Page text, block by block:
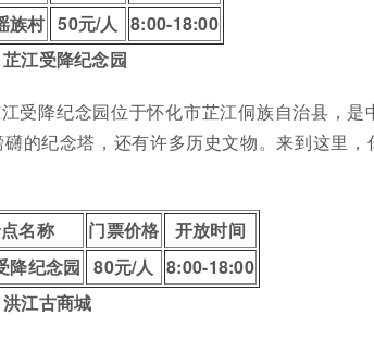
族村 50元/人 8:00-18:00
江受降纪念园
受降纪念园位于怀化市芷江侗族自治县，
礴的纪念塔，还有许多历史文物。来到这里
名称 门票价格
开放时间
降纪念园 80元/人 8:00-18:00
江古商城